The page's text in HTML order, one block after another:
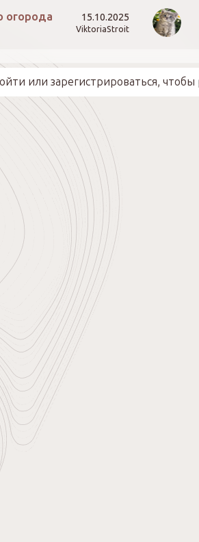
огорода 15.10.2025
ViktoriaStroit
или зарегистрироваться,